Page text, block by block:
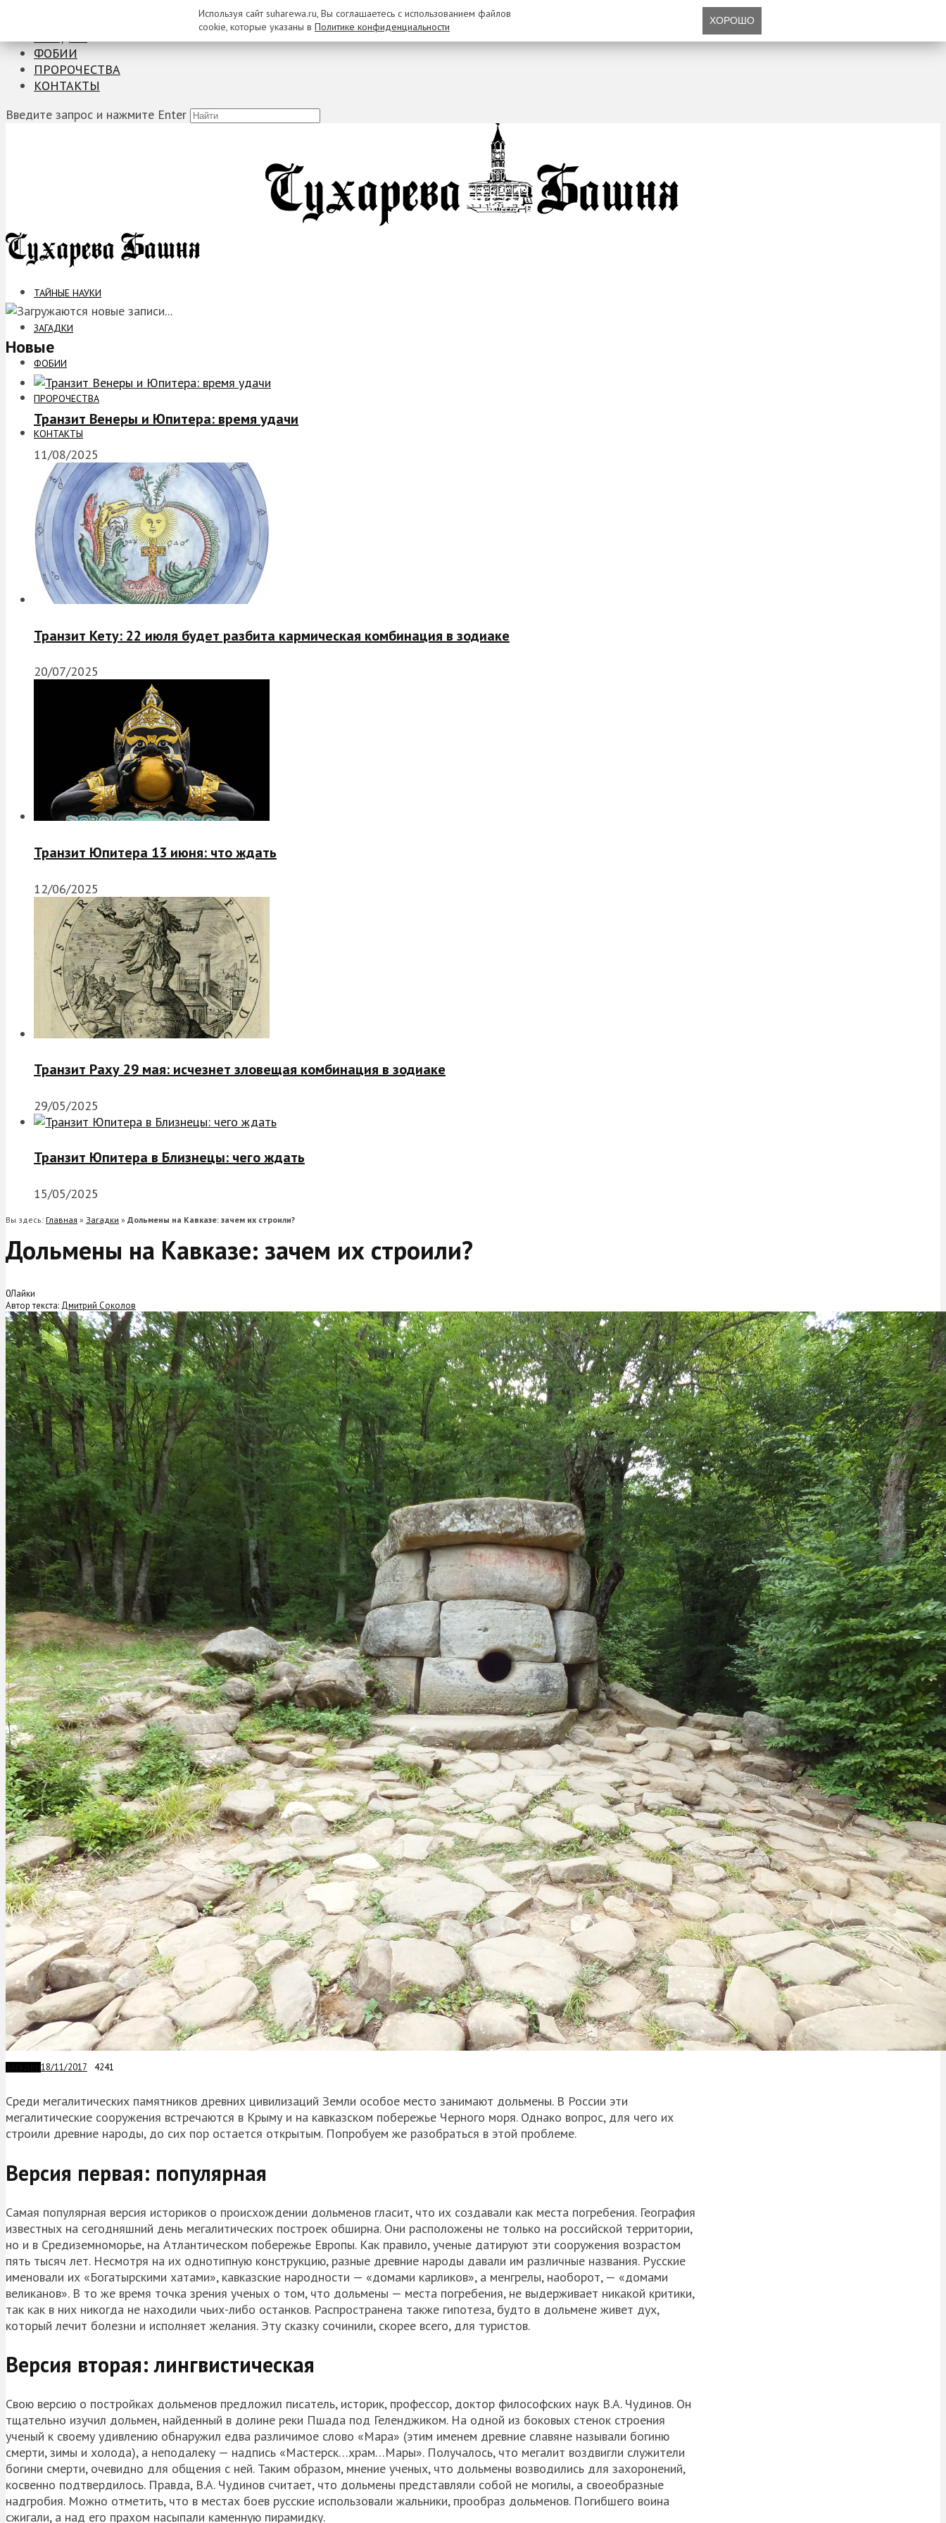
ФОБИИ
ПРОРОЧЕСТВА
КОНТАКТЫ
Введите запрос и нажмите Enter
ТАЙНЫЕ НАУКИ
ЗАГАДКИ
ФОБИИ
ПРОРОЧЕСТВА
КОНТАКТЫ
Новые
Транзит Венеры и Юпитера: время удачи
11/08/2025
Транзит Кету: 22 июля будет разбита кармическая комбинация в зодиаке
20/07/2025
Транзит Юпитера 13 июня: что ждать
12/06/2025
Транзит Раху 29 мая: исчезнет зловещая комбинация в зодиаке
29/05/2025
Транзит Юпитера в Близнецы: чего ждать
15/05/2025
Вы здесь: Главная » Загадки » Дольмены на Кавказе: зачем их строили?
Дольмены на Кавказе: зачем их строили?
0Лайки
Автор текста: Дмитрий Соколов
18/11/2017 4241
Среди мегалитических памятников древних цивилизаций Земли особое место занимают дольмены. В России эти
мегалитические сооружения встречаются в Крыму и на кавказском побережье Черного моря. Однако вопрос, для чего их
строили древние народы, до сих пор остается открытым. Попробуем же разобраться в этой проблеме.
Версия первая: популярная
Самая популярная версия историков о происхождении дольменов гласит, что их создавали как места погребения. География
известных на сегодняшний день мегалитических построек обширна. Они расположены не только на российской территории,
но и в Средиземноморье, на Атлантическом побережье Европы. Как правило, ученые датируют эти сооружения возрастом
пять тысяч лет. Несмотря на их однотипную конструкцию, разные древние народы давали им различные названия. Русские
именовали их «Богатырскими хатами», кавказские народности — «домами карликов», а менгрелы, наоборот, — «домами
великанов». В то же время точка зрения ученых о том, что дольмены — места погребения, не выдерживает никакой критики,
так как в них никогда не находили чьих-либо останков. Распространена также гипотеза, будто в дольмене живет дух,
который лечит болезни и исполняет желания. Эту сказку сочинили, скорее всего, для туристов.
Версия вторая: лингвистическая
Свою версию о постройках дольменов предложил писатель, историк, профессор, доктор философских наук В.А. Чудинов. Он
тщательно изучил дольмен, найденный в долине реки Пшада под Геленджиком. На одной из боковых стенок строения
ученый к своему удивлению обнаружил едва различимое слово «Мара» (этим именем древние славяне называли богиню
смерти, зимы и холода), а неподалеку — надпись «Мастерск…храм…Мары». Получалось, что мегалит воздвигли служители
богини смерти, очевидно для общения с ней. Таким образом, мнение ученых, что дольмены возводились для захоронений,
косвенно подтвердилось. Правда, В.А. Чудинов считает, что дольмены представляли собой не могилы, а своеобразные
надгробия. Можно отметить, что в местах боев русские использовали жальники, прообраз дольменов. Погибшего воина
сжигали, а над его прахом насыпали каменную пирамидку.
Используя сайт suharewa.ru, Вы соглашаетесь с использованием файлов
cookie, которые указаны в Политике конфиденциальности ХОРОШО